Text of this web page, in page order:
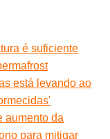
é suficiente
está levando ao
aumento da
para mitigar